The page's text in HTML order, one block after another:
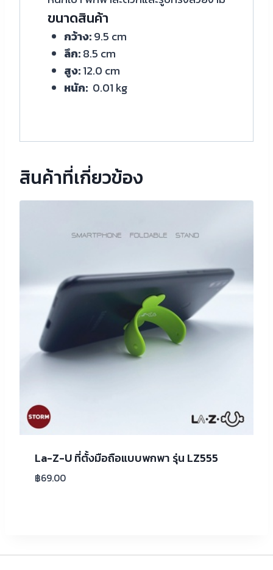
ขนาดสินค้า
กว้าง:9.5 cm
ลึก:8.5 cm
สูง:12.0 cm
หนัก: 0.01 kg
สินค้าที่เกี่ยวข้อง
La-Z-U ที่ตั้งมือถือแบบพกพา รุ่น LZ555
฿69.00